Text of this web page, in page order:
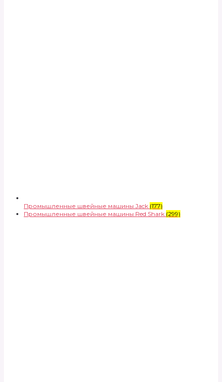
Промышленные швейные машины Jack (177)
Промышленные швейные машины Red Shark (299)